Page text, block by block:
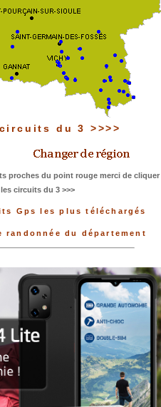
du 3 >>>>
proches du point rouge merci de cliquer
circuits du 3 >>>
Gps les plus téléchargés
du département